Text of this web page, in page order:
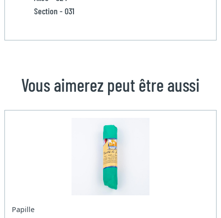
Section - 031
Vous aimerez peut être aussi
Papille